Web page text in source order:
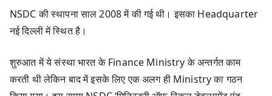
NSDC की स्थापना साल 2008 में की गई थी। इसका Headquarter
नई दिल्ली में स्थित है।
शुरुआत में ये संस्था भारत के Finance Ministry के अन्तर्गत काम
करती थी लेकिन बाद में इसके लिए एक अलग ही Ministry का गठन